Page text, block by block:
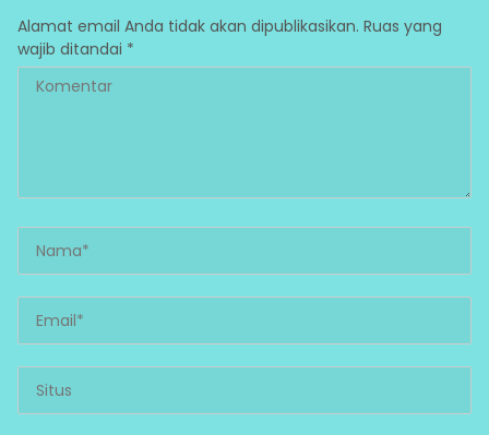
Alamat email Anda tidak akan dipublikasikan. Ruas yang
wajib ditandai *